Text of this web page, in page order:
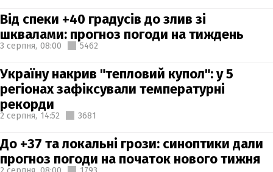
Від спеки +40 градусів до злив зі
шквалами: прогноз погоди на тиждень
3 серпня, 08:00 5462
Україну накрив "тепловий купол": у 5
регіонах зафіксували температурні
рекорди
2 серпня, 14:52 3681
До +37 та локальні грози: синоптики дали
прогноз погоди на початок нового тижня